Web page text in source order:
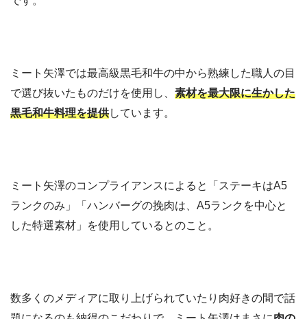
ミート矢澤では最高級黒毛和牛の中から熟練した職人の目
で選び抜いたものだけを使用し、 素材を最大限に生かした
黒毛和牛料理を提供しています。
ミート矢澤のコンプライアンスによると「ステーキはA5
ランクのみ」「ハンバーグの挽肉は、A5ランクを中心と
した特選素材」を使用しているとのこと。
数多くのメディアに取り上げられていたり肉好きの間で話